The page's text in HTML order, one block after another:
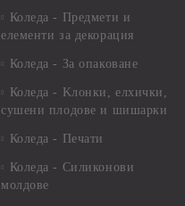
Коледа - Предмети и
елементи за декорация
Коледа - За опаковане
Коледа - Kлонки, елхички,
сушени плодове и шишарки
Коледа - Печати
Коледа - Силиконови
молдове